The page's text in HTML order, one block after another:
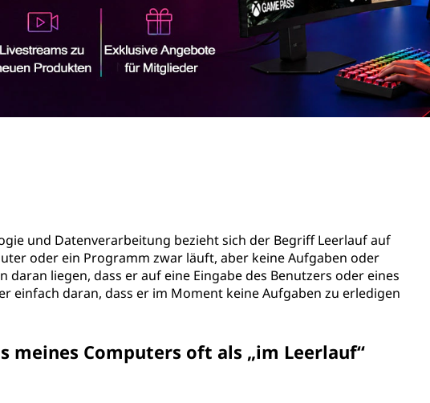
und Datenverarbeitung bezieht sich der Begriff Leerlauf auf
oder ein Programm zwar läuft, aber keine Aufgaben oder
daran liegen, dass er auf eine Eingabe des Benutzers oder eines
einfach daran, dass er im Moment keine Aufgaben zu erledigen
meines Computers oft als „im Leerlauf“